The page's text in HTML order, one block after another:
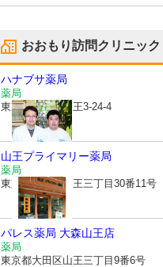
おおもり訪問クリニック
ハナブサ薬局
薬局
東京都大田区山王3-24-4
山王プライマリー薬局
薬局
東京都大田区山王三丁目30番11号
パレス薬局 大森山王店
薬局
東京都大田区山王三丁目9番6号